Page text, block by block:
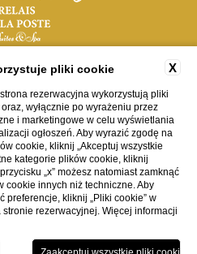
00187 - Roma | Italia
408 2106
COOKIE ACCESSIBILITY
PRZEZ BLASTNESS
X
pliki cookie
rezerwacyjna wykorzystują pliki
wyłącznie po wyrażeniu przez
i marketingowe w celu wyświetlania
ogłoszeń. Aby wyrazić zgodę na
cookie, kliknij „Akceptuj wszystkie
kategorie plików cookie, kliknij
„x” możesz natomiast zamknąć
cookie innych niż techniczne. Aby
kliknij „Pliki cookie” w
rezerwacyjnej. Więcej informacji